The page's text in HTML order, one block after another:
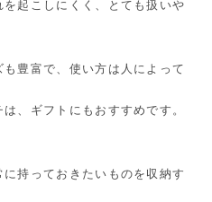
起こしにくく、とても扱いや
豊富で、使い方は人によって
、ギフトにもおすすめです。
持っておきたいものを収納す